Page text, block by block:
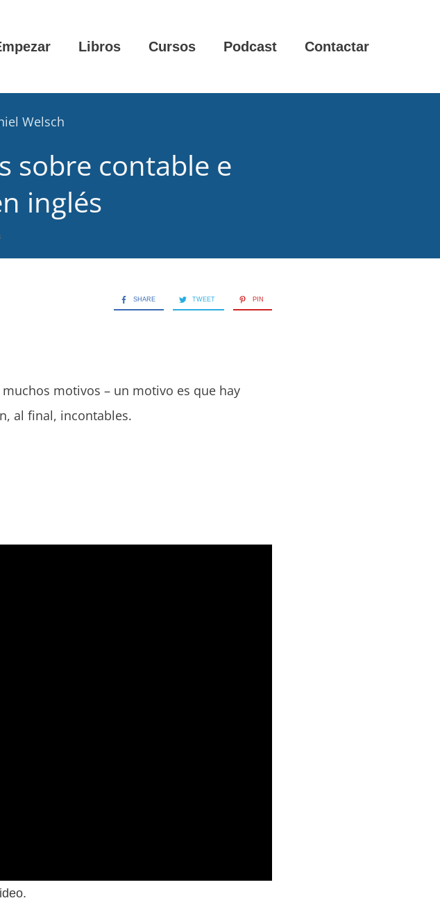
Libros Cursos Podcast Contactar
Welsch
sobre contable e
inglés
SHARE TWEET PIN
motivos – un motivo es que hay
al final, incontables.